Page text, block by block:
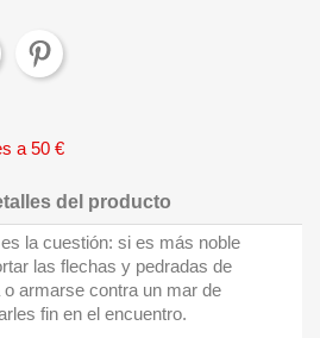
a 50 €
del producto
la cuestión: si es más noble
las flechas y pedradas de
o armarse contra un mar de
fin en el encuentro.